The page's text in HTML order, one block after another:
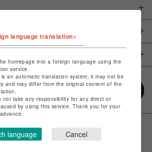
language translation>
homepage into a foreign language using the
service.
an automatic translation system, it may not be
and may differ from the original content of the
not take any responsibility for any direct or
by using this service. Thank you for your
language Cancel